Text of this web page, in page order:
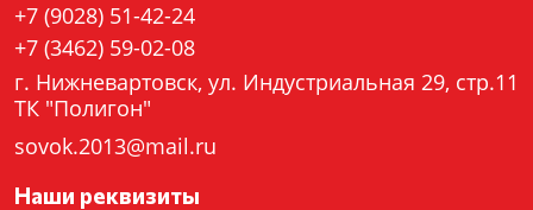
+7 (9028) 51-42-24
+7 (3462) 59-02-08
г. Нижневартовск, ул. Индустриальная 29, стр.11
ТК "Полигон"
sovok.2013@mail.ru
Наши реквизиты